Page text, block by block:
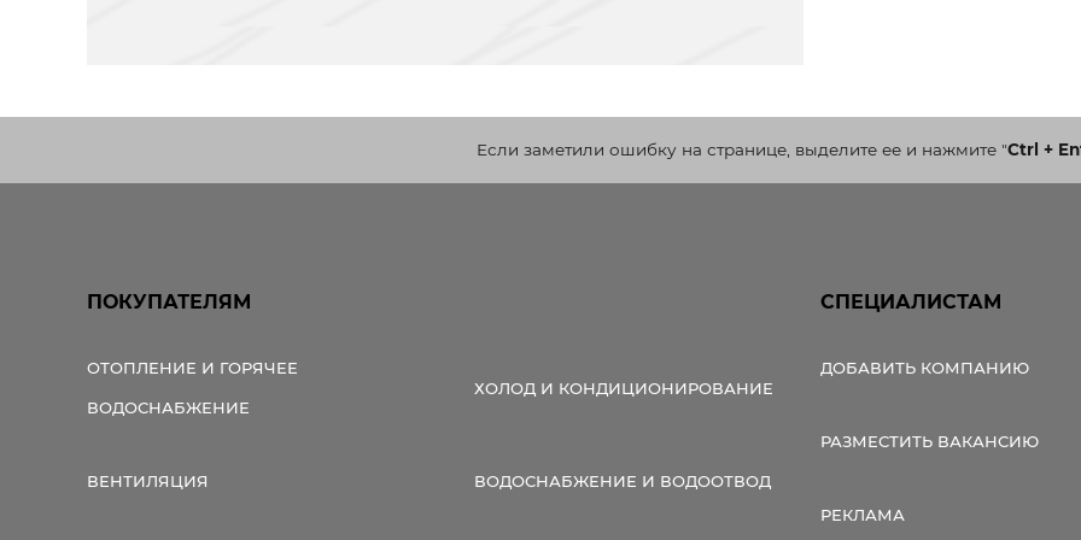
Если заметили ошибку на странице, выделите ее и нажмите"Ctrl +
ПОКУПАТЕЛЯМ
ОТОПЛЕНИЕ И ГОРЯЧЕЕ
ВОДОСНАБЖЕНИЕ
ХОЛОД И КОНДИЦИОНИРОВАНИЕ
ВЕНТИЛЯЦИЯ ВОДОСНАБЖЕНИЕ И ВОДООТВОД
СПЕЦИАЛИСТАМ
ДОБАВИТЬ КОМПАНИЮ
РАЗМЕСТИТЬ ВАКАНСИЮ
РЕКЛАМА